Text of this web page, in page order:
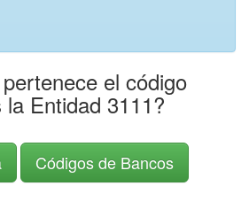
el código
Entidad 3111?
Códigos de Bancos